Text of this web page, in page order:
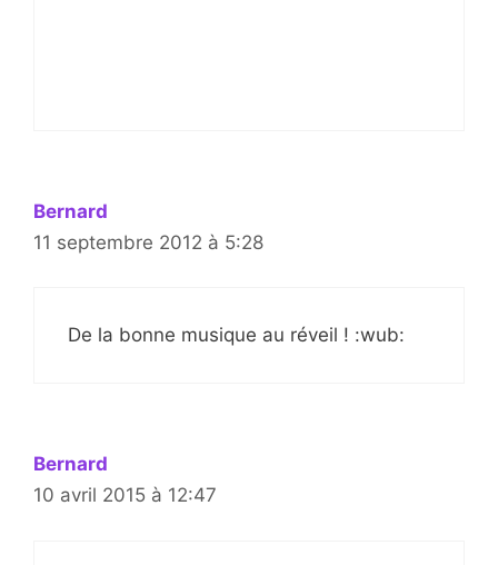
Bernard
11 septembre 2012 à 5:28
De la bonne musique au réveil ! :wub:
Bernard
10 avril 2015 à 12:47